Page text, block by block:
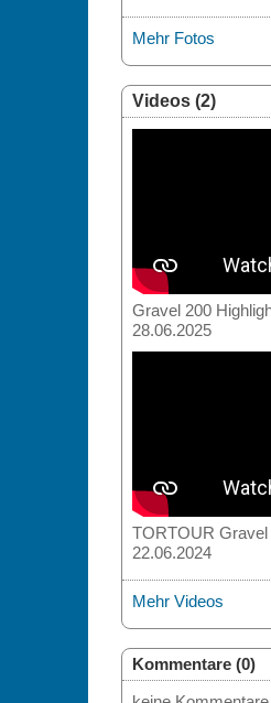
Mehr Fotos
Videos (2)
Gravel 200
28.06.2025
TORTOUR Gravel
22.06.2024
Mehr Videos
Kommentare (0)